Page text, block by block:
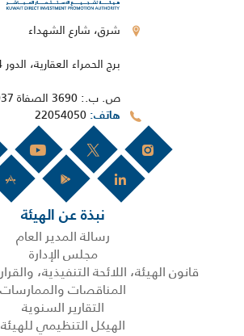
شرق، شارع الشهداء
برج الحمراء العقارية، الدور 44
ص. ب.: 3690 الصفاة 13037
هاتف
نبذة عن الهيئة
رسالة المدير العام
مجلس الإدارة
قانون الهيئة، اللائحة التنفيذية،
المناقصات والممارسات
التقارير السنوية
الهيكل التنظيمي للهيئة